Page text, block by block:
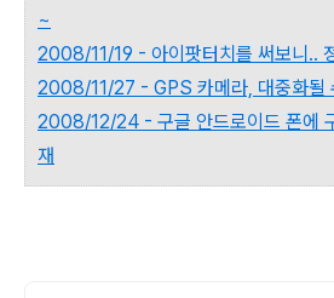
~
2008/11/19 - 아이팟터치를 써보니..
2008/11/27 - GPS 카메라, 대중화될
2008/12/24 - 구글 안드로이드 폰에
재